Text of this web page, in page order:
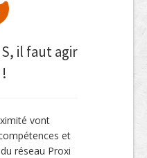
il faut agir
vont
et
réseau Proxi